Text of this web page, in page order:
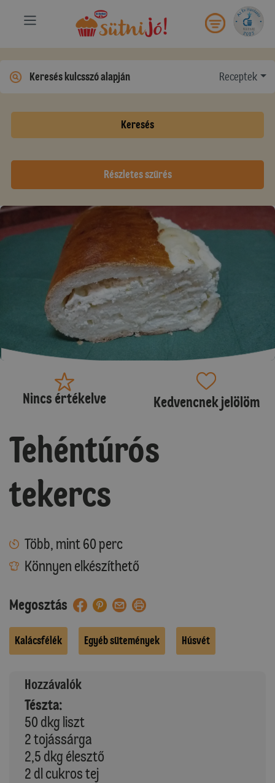
Receptek
Keresés
Részletes szűrés
Nincs értékelve Kedvencnek jelölöm
Tehéntúrós
tekercs
Több, mint 60 perc
Könnyen elkészíthető
Megosztás
Kalácsfélék Egyéb sütemények Húsvét
Hozzávalók
Tészta:
50 dkg liszt
2 tojássárga
2,5 dkg élesztő
2 dl cukros tej